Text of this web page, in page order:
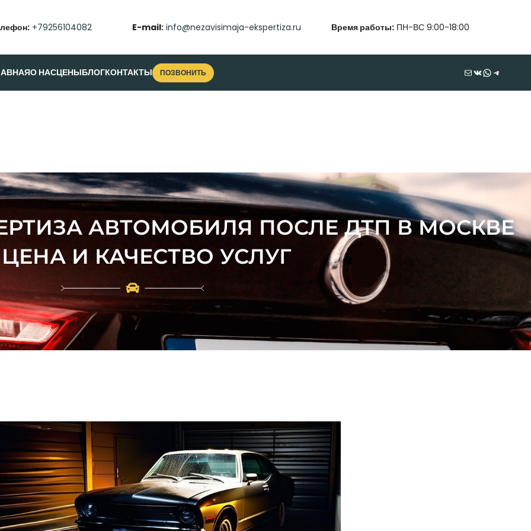
+79256104082 E-mail: info@nezavisimaja-ekspertiza.ru Время работы:ПН-ВС 9:00-18:00
О НАСЦЕНЫБЛОГКОНТАКТЫ ПОЗВОНИТЬ Почта ВКонтакте WhatsApp Telegram
АВТОМОБИЛЯ ПОСЛЕ ДТП В МОСКВЕ
И КАЧЕСТВО УСЛУГ